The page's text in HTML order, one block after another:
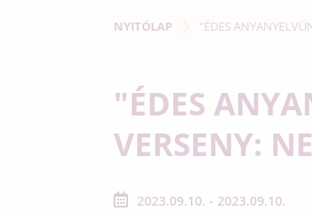
NYITÓLAP "ÉDES
"ÉDES
VERSENY:
2023.09.10. - 2023.09.10.